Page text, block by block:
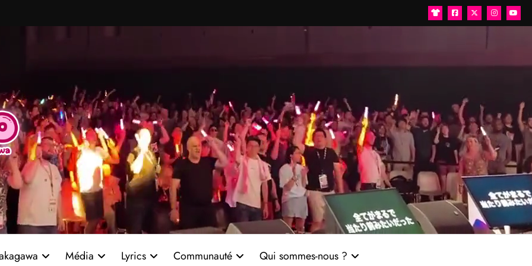
Média Lyrics Communauté Qui sommes-nous ?